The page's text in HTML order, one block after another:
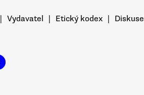
| Vydavatel | Etický kodex | Diskuse